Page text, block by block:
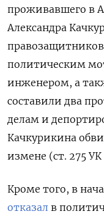
проживавшего в
Александра
политическим
инженером, а
составили два
делам и
Качкурикина
измене (ст. 275
Кроме того, в
отказал в